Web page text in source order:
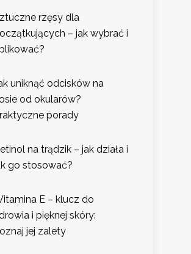
rzęsy dla
– jak wybrać i
uniknąć odcisków na
od okularów?
porady
na trądzik – jak działa i
go stosować?
E – klucz do
i pięknej skóry:
jej zalety